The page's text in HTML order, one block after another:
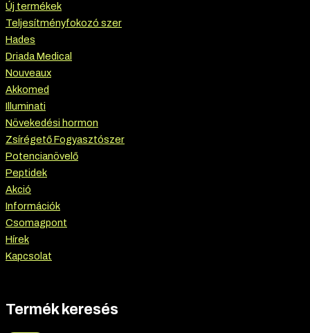
Új termékek
Teljesítményfokozó szer
Hades
Driada Medical
Nouveaux
Akkomed
Illuminati
Növekedési hormon
Zsírégető Fogyasztószer
Potencianövelő
Peptidek
Akció
Információk
Csomagpont
Hírek
Kapcsolat
Termék keresés